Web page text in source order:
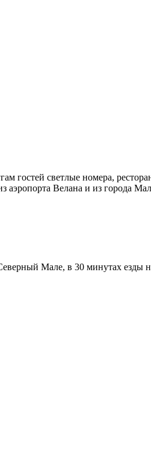
гостей светлые номера,
аэропорта Велана и из города
Мале, в 30 минутах езды